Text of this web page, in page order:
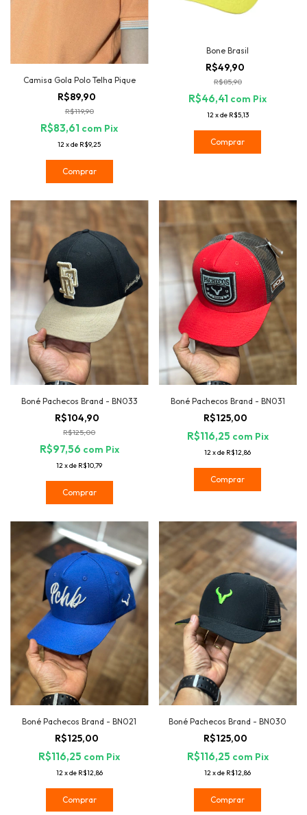
Camisa Gola Polo Telha Pique
R$89,90
R$119,90
R$83,61 com Pix
12xde R$9,25
Comprar
Bone Brasil
R$49,90
R$85,90
R$46,41 com Pix
12xde R$5,13
Boné Pachecos Brand - BN033
R$104,90
R$125,00
R$97,56 com Pix
12xde R$10,79
Comprar
Boné Pachecos Brand - BN031
R$125,00
R$116,25 com Pix
12xde R$12,86
Comprar
Boné Pachecos Brand - BN021
R$125,00
R$116,25 com Pix
12xde R$12,86
Comprar
Boné Pachecos Brand - BN030
R$125,00
R$116,25 com Pix
12xde R$12,86
Comprar